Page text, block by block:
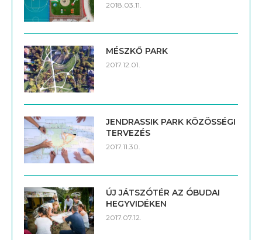
2018.03.11.
MÉSZKŐ PARK
2017.12.01.
JENDRASSIK PARK KÖZÖSSÉGI
TERVEZÉS
2017.11.30.
ÚJ JÁTSZÓTÉR AZ ÓBUDAI
HEGYVIDÉKEN
2017.07.12.